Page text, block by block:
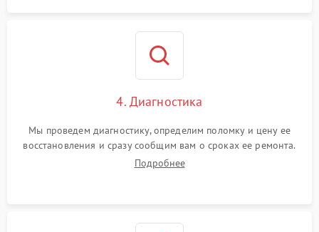
4. Диагностика
Мы проведем диагностику, определим поломку и цену ее
восстановления и сразу сообщим вам о сроках ее ремонта.
Подробнее